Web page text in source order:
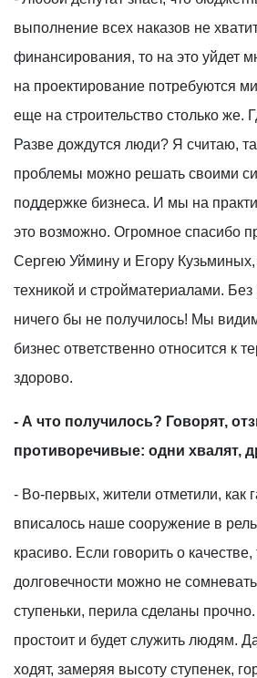
выполнение всех наказов не
финансирования, то на это уйдет
на проектирование потребуются
еще на строительство столько же.
Разве дождутся люди? Я считаю,
проблемы можно решать своими
поддержке бизнеса. И мы на
это возможно. Огромное спасибо
Сергею Уймину и Егору
техникой и стройматериалами. Без
ничего бы не получилось! Мы
бизнес ответственно относится к
здорово.
- А что получилось? Говорят,
противоречивые: одни хвалят,
- Во-первых, жители отметили, как
вписалось наше сооружение в
красиво. Если говорить о качестве,
долговечности можно не
ступеньки, перила сделаны
простоит и будет служить людям.
ходят, замеряя высоту ступенек,